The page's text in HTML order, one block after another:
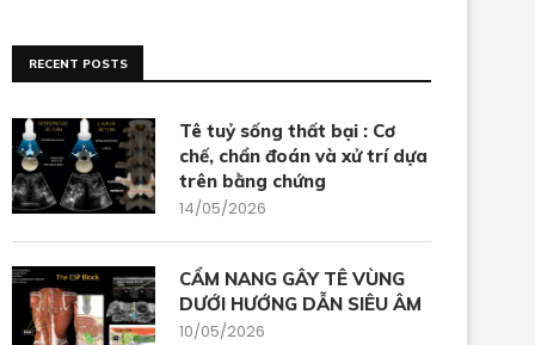
RECENT POSTS
Tê tuỷ sống thất bại : Cơ
chế, chẩn đoán và xử trí dựa
trên bằng chứng
14/05/2026
CẨM NANG GÂY TÊ VÙNG
DƯỚI HƯỚNG DẪN SIÊU ÂM
10/05/2026